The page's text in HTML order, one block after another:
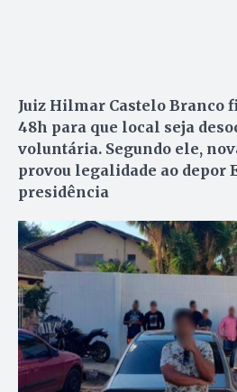
Juiz Hilmar Castelo Branco
48h para que local seja
voluntária. Segundo ele,
provou legalidade ao depor
presidência